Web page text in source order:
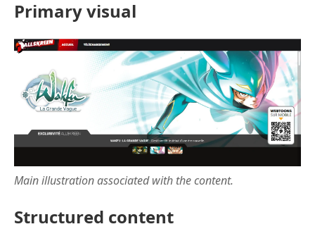
Primary visual
Main illustration associated with the content.
Structured content